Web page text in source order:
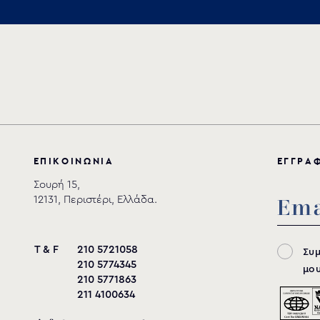
Αποθήκευση
ΕΠ Ι ΚΟ Ι ΝΩ ΝΙ Α
Σουρή 15,
12131, Περιστέρι, Ελλάδα.
T & F
210 5721058
210 5774345
210 5771863
211 4100634
ΕΓ ΓΡΑ